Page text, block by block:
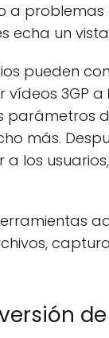
problemas
echa un
pueden
3GP a
parámetros
más.
los
de